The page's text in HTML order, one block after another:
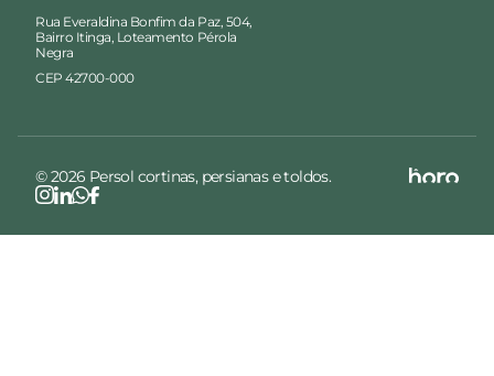
Rua Everaldina Bonfim da Paz, 504,
Bairro Itinga, Loteamento Pérola
Negra
CEP 42700-000
© 2026 Persol cortinas, persianas e toldos.